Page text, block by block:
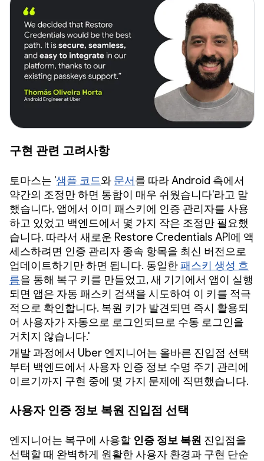
구현 관련 고려사항
토마스는 '샘플 코드와 문서를 따라 Android 측에서
약간의 조정만 하면 통합이 매우 쉬웠습니다'라고 말
했습니다. 앱에서 이미 패스키에 인증 관리자를 사용
하고 있었고 백엔드에서 몇 가지 작은 조정만 필요했
습니다. 따라서 새로운 Restore Credentials API에 액
세스하려면 인증 관리자 종속 항목을 최신 버전으로
업데이트하기만 하면 됩니다. 동일한패스키 생성 흐
름을 통해 복구 키를 만들었고, 새 기기에서 앱이 실행
되면 앱은 자동 패스키 검색을 시도하여 이 키를 적극
적으로 확인합니다. 복원 키가 발견되면 즉시 활용되
어 사용자가 자동으로 로그인되므로 수동 로그인을
거치지 않습니다.'
개발 과정에서 Uber 엔지니어는 올바른 진입점 선택
부터 백엔드에서 사용자 인증 정보 수명 주기 관리에
이르기까지 구현 중에 몇 가지 문제에 직면했습니다.
사용자 인증 정보 복원 진입점 선택
엔지니어는 복구에 사용할 인증 정보 복원 진입점을
선택할 때 완벽하게 원활한 사용자 환경과 구현 단순